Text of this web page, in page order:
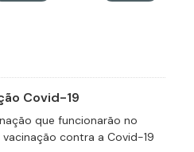
Covid-19
que funcionarão no
contra a Covid-19